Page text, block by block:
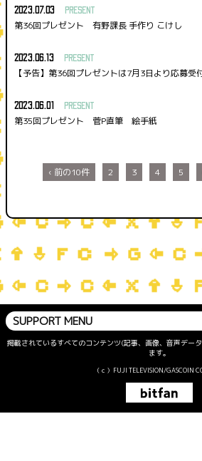
2023.07.03 PRESENT
第36回プレゼント 有野課長 手作り こけし
2023.06.13 PRESENT
【予告】第36回プレゼントは7月3日より応募受
2023.06.01 PRESENT
第35回プレゼント 菅P直筆 絵手紙
‹ 前の10件 2 3 4 5
SUPPORT MENU
掲載されているすべてのコンテンツ(記事、画像、音声デー
ます。
（ｃ）FUJI TELEVISION/GASCOIN